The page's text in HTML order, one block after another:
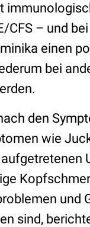
CFS – und
einen
bei
den
wie
und
sind,